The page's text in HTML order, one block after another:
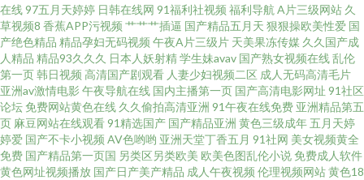
网 香蕉视频在线播放 无码人妻一区二区三区免费 熟妇中文字幕的视频 全国
男人网天堂网 玖草 国产精品少妇一区二区 国产在线精品自拍 福利av成人导
航 91在哪看 91福利视频网 香蕉网址 飘花电影网 久久精品在线播放 国产黄色
免费 中文字幕字幕乱码六1001中文字幕字幕乱码六 在线亚洲中文精品 日韩
在线97五月天婷婷 日韩在线网 91福利社视频 福利导航 A片三级网站 久
草视频8 香蕉APP污视频 艹艹艹插逼 国产精品五月天 狠狠操欧美性爱 国
产绝色精品 精品孕妇无码视频 午夜A片三级片 天美果冻传媒 久久国产成
人精品 精品93久久久 日本人妖射精学生妹avav 国产熟女视频在线乱伦
第一页韩日视频 高清国产剧观看 人妻少妇视频二区 成人无码高清毛片
亚洲av激情电影 午夜导航在线 国内主播第一页 国产高清电影网址 91社区
论坛 免费网站黄色在线 久久偷拍高清亚洲 91午夜在线免费 亚洲精品第五
页 麻豆网站在线观看91精选国产 国产精品亚洲 黄色三级成年 五月天婷
婷爱 国产不卡小视频 AV色哟哟 亚洲天堂丁香五月 91社网 美女视频黄全
免费 国产精品第一页国 另类区另类欧美 欧美色图乱伦小说 免费成人软件
黄色网址视频播放 国产日产美产精品 成人午夜视频 伦理视频网站黄色18